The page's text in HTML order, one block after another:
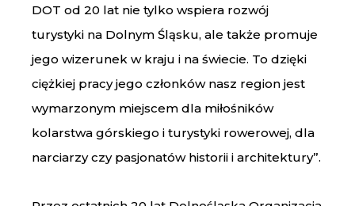
DOT od 20 lat nie tylko wspiera rozwój
turystyki na Dolnym Śląsku, ale także promuje
jego wizerunek w kraju i na świecie. To dzięki
ciężkiej pracy jego członków nasz region jest
wymarzonym miejscem dla miłośników
kolarstwa górskiego i turystyki rowerowej, dla
narciarzy czy pasjonatów historii i architektury”.